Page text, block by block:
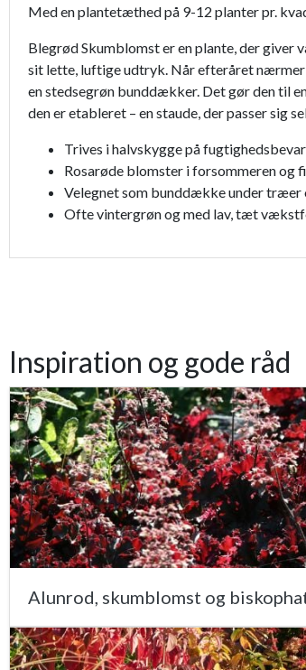
Med en plantetæthed på 9-12 planter pr.
Blegrød Skumblomst er en plante, der
sit lette, luftige udtryk. Når efteråret nærmer
en stedsegrøn bunddækker. Det gør den til
den er etableret – en staude, der passer sig
Trives i halvskygge på
Rosarøde blomster i forsommeren og
Velegnet som bunddække under træer
Ofte vintergrøn og med lav, tæt
Inspiration og gode råd
Alunrod, skumblomst og